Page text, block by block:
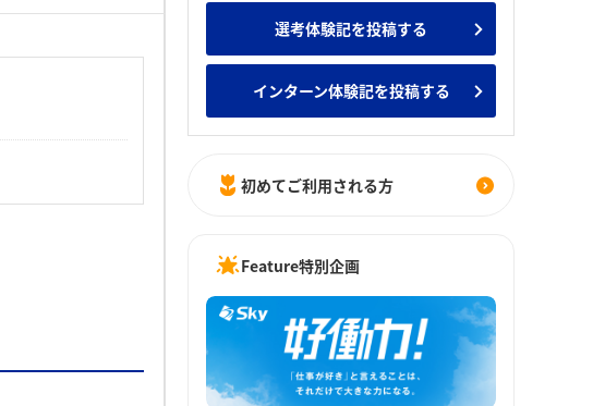
みんなの新卒就職人気企業ランキング みんなのインターン人気企業ランキ
選考体験記を投稿する
インターン体験記を投稿する
初めてご利用される方
Feature特別企画